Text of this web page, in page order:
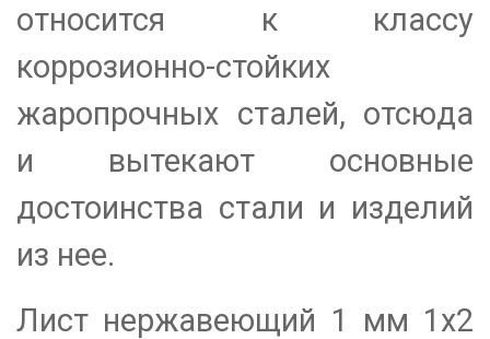
относится к классу
коррозионно-стойких
жаропрочных сталей, отсюда
и вытекают основные
достоинства стали и изделий
из нее.
Лист нержавеющий 1 мм 1х2